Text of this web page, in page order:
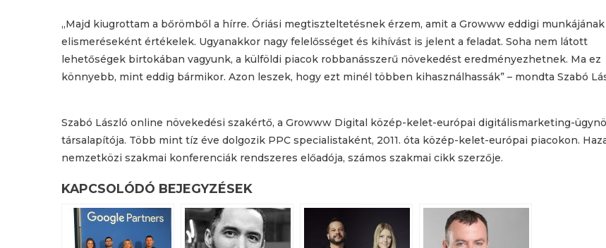
„Majd kiugrottam a bőrömből a hírre. Óriási megtiszteltetésnek érzem, amit a Growww eddigi munkájának
elismeréseként értékelek. Ugyanakkor nagy felelősséget és kihívást is jelent a feladat. Soha nem látott
lehetőségek birtokában vagyunk, a külföldi piacok robbanásszerű növekedést eredményezhetnek. Ma ez
könnyebb, mint eddig bármikor. Azon leszek, hogy ezt minél többen kihasználhassák” – mondta Szabó
Szabó László online növekedési szakértő, a Growww Digital közép-kelet-európai digitálismarketing-
társalapítója. Több mint tíz éve dolgozik PPC specialistaként, 2011. óta közép-kelet-európai piacokon.
nemzetközi szakmai konferenciák rendszeres előadója, számos szakmai cikk szerzője.
KAPCSOLÓDÓ BEJEGYZÉSEK